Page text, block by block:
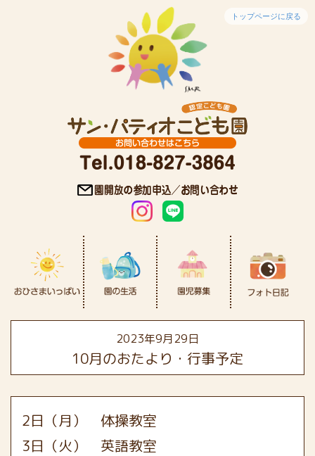
トップページに戻る
2023年9月29日
10月のおたより・行事予定
2日（月） 体操教室
3日（火） 英語教室